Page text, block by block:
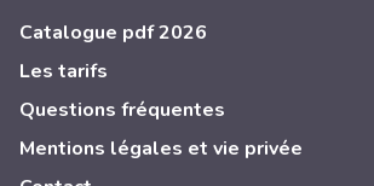
Catalogue pdf 2026
Les tarifs
Questions fréquentes
Mentions légales et vie privée